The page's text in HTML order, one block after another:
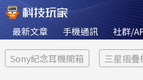
最新文章 手機通訊 社群/
Sony紀念耳機開箱 三星摺疊